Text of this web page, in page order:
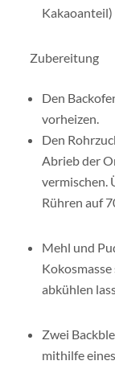
Kakaoanteil)
Zubereitung
Den
vorheizen.
Den
Abrieb der
vermischen.
Rühren auf
Mehl und
Kokosmasse
abkühlen
Zwei
mithilfe